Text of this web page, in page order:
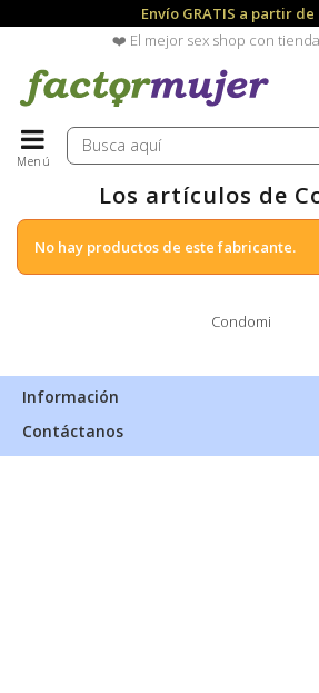
Envío GRATIS a partir de
❤️ El mejor sex shop con
Menú
Los artículos de
No hay productos de este fabricante.
Condomi
Información
Contáctanos